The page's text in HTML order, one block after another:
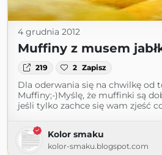
4 grudnia 2012
Muffiny z musem
219 2 Zapisz
Dla oderwania się na chwilkę od
Muffiny;-)Myślę, że muffinki są
jeśli tylko zachce się wam zjeść
Kolor smaku
kolor-smaku.blogspot.com